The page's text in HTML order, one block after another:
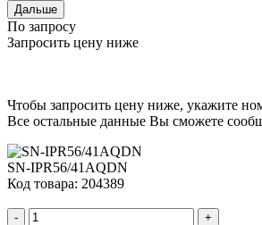
Дальше
По запросу
Запросить цену ниже
Чтобы запросить цену ниже, укажите
Все остальные данные Вы сможете
SN-IPR56/41AQDN
Код товара: 204389
- +